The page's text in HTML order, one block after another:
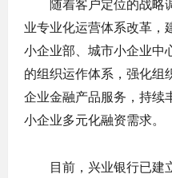
随着客户定位的战略
业专业化运营体系改革，
小企业部、城市小企业中
的组织运作体系，强化组
企业金融产品服务，持续
小企业多元化融资需求。
目前，兴业银行已建